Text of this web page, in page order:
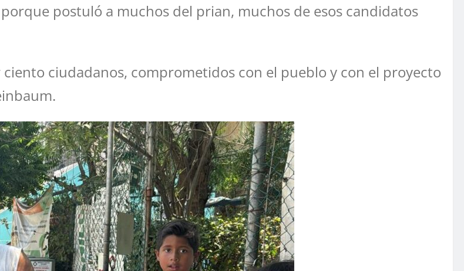
postuló a muchos del prian, muchos de esos candidatos
ciudadanos, comprometidos con el pueblo y con el proyecto